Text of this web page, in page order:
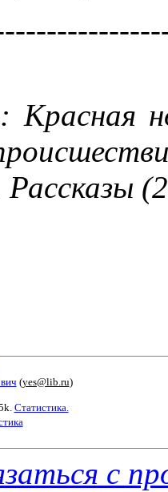
Красная
Рассказы
(yes@lib.ru)
Статистика.
с